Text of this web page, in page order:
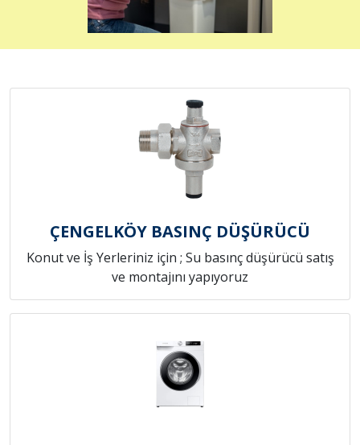
ÇENGELKÖY BASINÇ DÜŞÜRÜCÜ
Konut ve İş Yerleriniz için ; Su basınç düşürücü satış
ve montajını yapıyoruz